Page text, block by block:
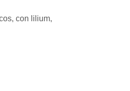
con lilium,